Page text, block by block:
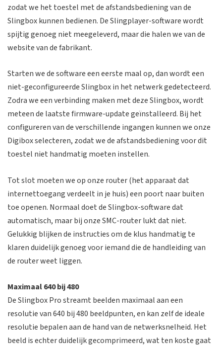
zodat we het toestel met de afstandsbediening van de
Slingbox kunnen bedienen. De Slingplayer-software wordt
spijtig genoeg niet meegeleverd, maar die halen we van de
website van de fabrikant.
Starten we de software een eerste maal op, dan wordt een
niet-geconfigureerde Slingbox in het netwerk gedetecteerd.
Zodra we een verbinding maken met deze Slingbox, wordt
meteen de laatste firmware-update geïnstalleerd. Bij het
configureren van de verschillende ingangen kunnen we onze
Digibox selecteren, zodat we de afstandsbediening voor dit
toestel niet handmatig moeten instellen.
Tot slot moeten we op onze router (het apparaat dat
internettoegang verdeelt in je huis) een poort naar buiten
toe openen. Normaal doet de Slingbox-software dat
automatisch, maar bij onze SMC-router lukt dat niet.
Gelukkig blijken de instructies om de klus handmatig te
klaren duidelijk genoeg voor iemand die de handleiding van
de router weet liggen.
Maximaal 640 bij 480
De Slingbox Pro streamt beelden maximaal aan een
resolutie van 640 bij 480 beeldpunten, en kan zelf de ideale
resolutie bepalen aan de hand van de netwerksnelheid. Het
beeld is echter duidelijk gecomprimeerd, wat ten koste gaat